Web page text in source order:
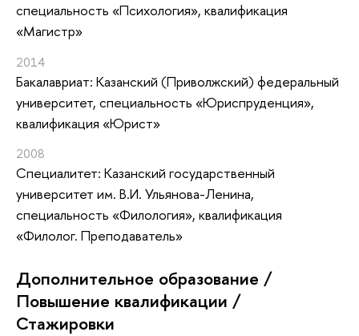
специальность «Психология», квалификация
«Магистр»
2014
Бакалавриат: Казанский (Приволжский) федеральный
университет, специальность «Юриспруденция»,
квалификация «Юрист»
2008
Специалитет: Казанский государственный
университет им. В.И. Ульянова-Ленина,
специальность «Филология», квалификация
«Филолог. Преподаватель»
Дополнительное образование /
Повышение квалификации /
Стажировки